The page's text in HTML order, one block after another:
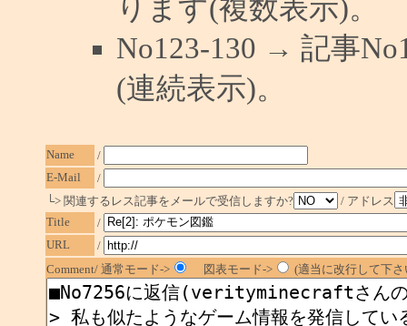
ります(複数表示)。
No123-130 → 記事
(連続表示)。
Name
/
E-Mail
/
└> 関連するレス記事をメールで受信しますか?
/ アドレス
Title
/
URL
/
Comment/ 通常モード->
図表モード-> (適当に改行して下